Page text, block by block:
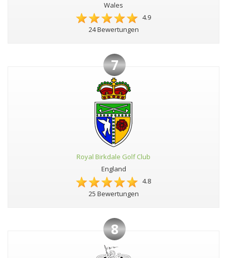
Wales
4.9
24 Bewertungen
7
Royal Birkdale Golf Club
England
4.8
25 Bewertungen
8